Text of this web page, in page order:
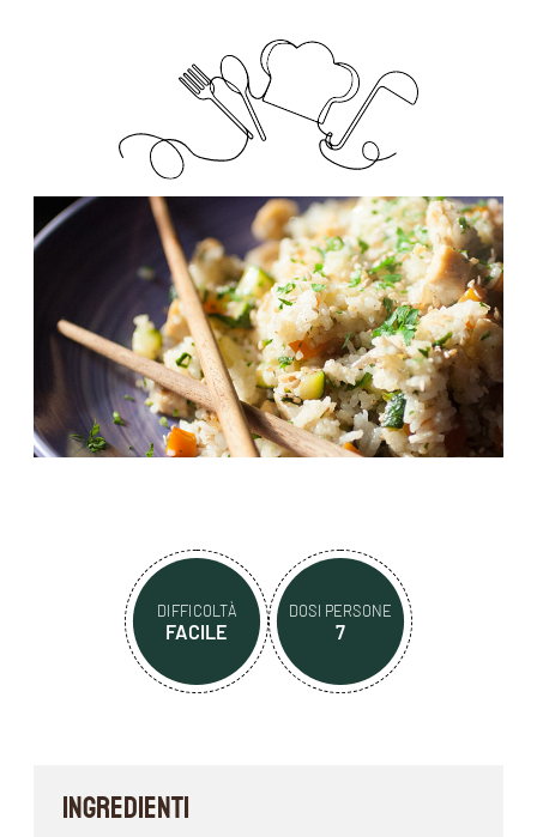
DIFFICOLTÀ
FACILE
DOSI PERSONE
7
INGREDIENTI